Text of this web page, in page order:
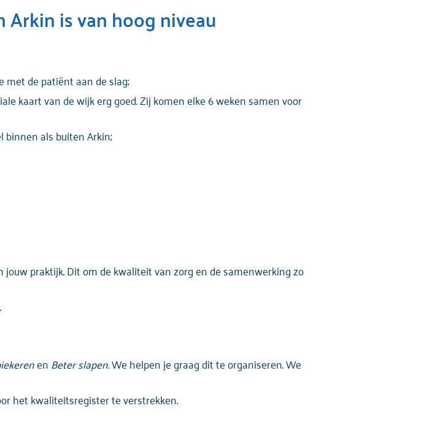
Arkin is van hoog niveau
de patiënt aan de slag;
kaart van de wijk erg goed. Zij komen elke 6 weken samen voor
binnen als buiten Arkin;
jouw praktijk. Dit om de kwaliteit van zorg en de samenwerking zo
enBeter slapen.We helpen je graag dit te organiseren. We
het kwaliteitsregister te verstrekken.